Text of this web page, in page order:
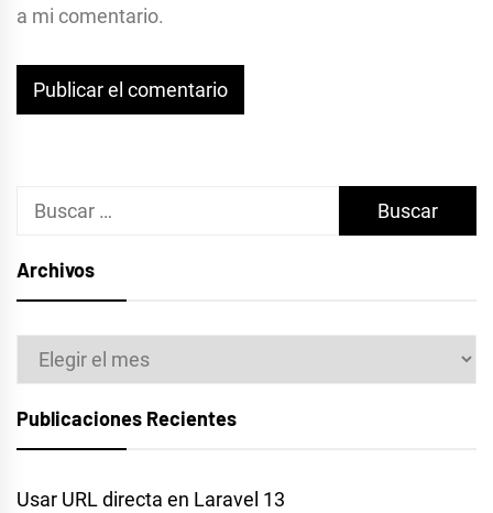
a mi comentario.
Buscar:
Archivos
Archivos
Publicaciones Recientes
Usar URL directa en Laravel 13